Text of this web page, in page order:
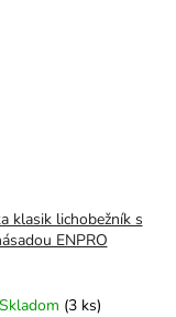
klasik lichobežník s
ENPRO
Skladom (3 ks)